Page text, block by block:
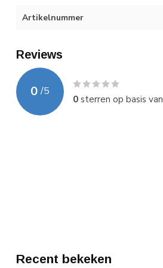
Artikelnummer
Reviews
0 /5
0sterren op basis van
Recent bekeken